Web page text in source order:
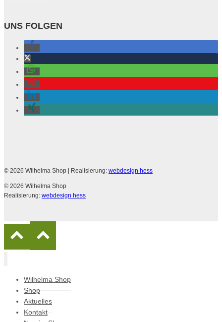
UNS FOLGEN
© 2026 Wilhelma Shop | Realisierung: webdesign hess
© 2026 Wilhelma Shop
Realisierung: webdesign hess
Wilhelma Shop
Shop
Aktuelles
Kontakt